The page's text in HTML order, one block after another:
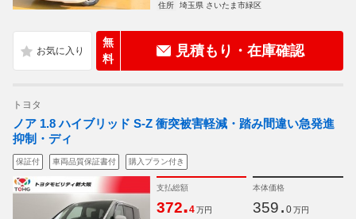
住所 埼玉県 さいたま市緑区
無
料
見積もり・在庫確認
トヨタ
ノア 1.8 ハイブリッド S-Z 衝突被害軽減・踏み間違い急発進
抑制・ディ
保証付 車両品質保証書付 購入プラン付き
支払総額
372.4 万円
本体価格
359. 0 万円